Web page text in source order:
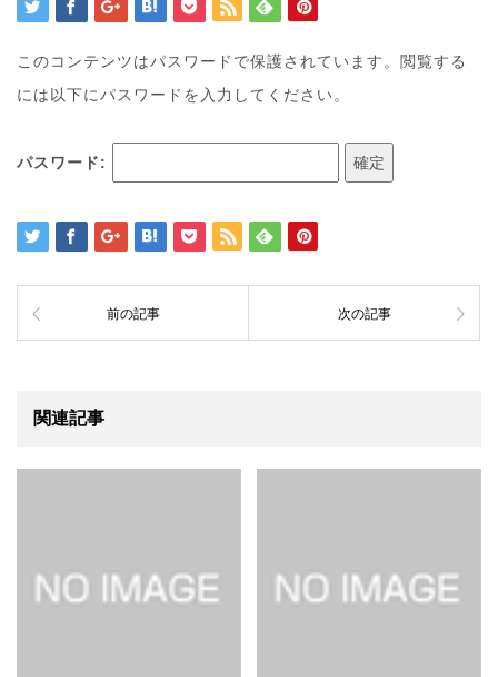
n
このコンテンツはパスワードで保護されています。閲覧する
には以下にパスワードを入力してください。
パスワード:
前の記事 次の記事
関連記事